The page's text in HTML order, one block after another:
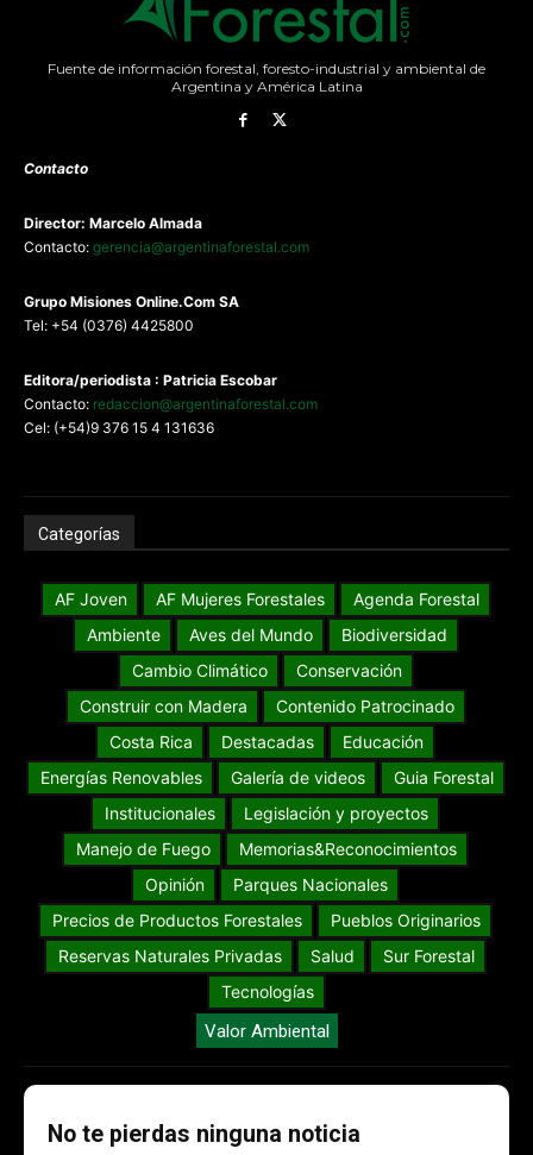
Fuente de información forestal, foresto-industrial y ambiental de
Argentina y América Latina
Contacto
Director: Marcelo Almada
Contacto: gerencia@argentinaforestal.com
Grupo Misiones Online.Com SA
Tel: +54 (0376) 4425800
Editora/periodista : Patricia Escobar
Contacto: redaccion@argentinaforestal.com
Cel: (+54)9 376 15 4 131636
Categorías
AF Joven AF Mujeres Forestales
Agenda Forestal
Ambiente
Aves del Mundo
Biodiversidad
Cambio Climático
Conservación
Construir con Madera
Contenido Patrocinado
Costa Rica
Destacadas
Educación
Energías Renovables
Galería de videos
Guia Forestal
Institucionales
Legislación y proyectos
Manejo de Fuego
Memorias&Reconocimientos
Opinión
Parques Nacionales
Precios de Productos Forestales
Pueblos Originarios
Reservas Naturales Privadas
Salud
Sur Forestal
Tecnologías
Valor Ambiental
No te pierdas ninguna noticia